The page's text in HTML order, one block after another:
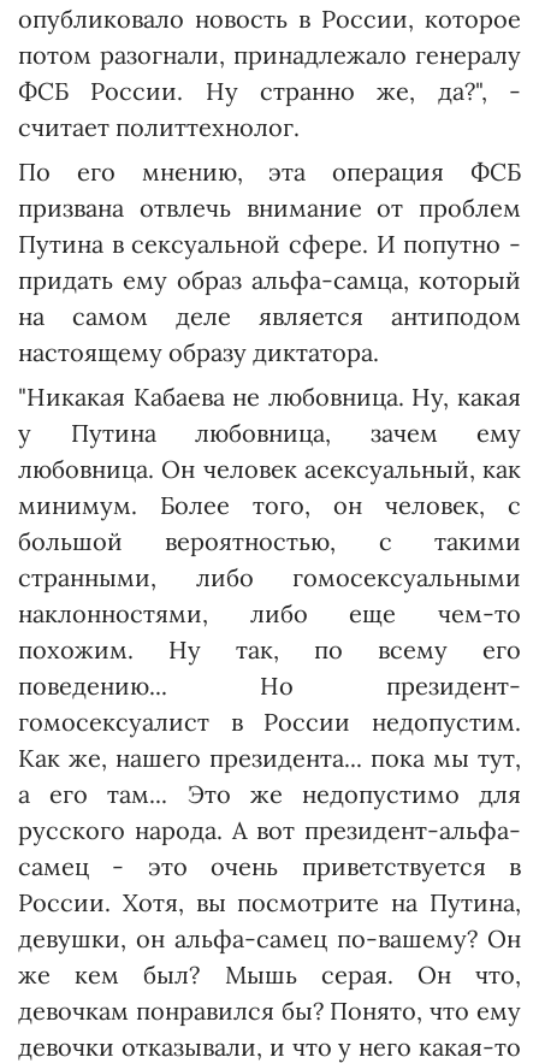
опубликовало новость в России, которое
потом разогнали, принадлежало генералу
ФСБ России. Ну странно же, да?", -
считает политтехнолог.
По его мнению, эта операция ФСБ
призвана отвлечь внимание от проблем
Путина в сексуальной сфере. И попутно -
придать ему образ альфа-самца, который
на самом деле является антиподом
настоящему образу диктатора.
"Никакая Кабаева не любовница. Ну, какая
у Путина любовница, зачем ему
любовница. Он человек асексуальный, как
минимум. Более того, он человек, с
большой вероятностью, с такими
странными, либо гомосексуальными
наклонностями, либо еще чем-то
похожим. Ну так, по всему его
поведению... Но президент-
гомосексуалист в России недопустим.
Как же, нашего президента... пока мы тут,
а его там... Это же недопустимо для
русского народа. А вот президент-альфа-
самец - это очень приветствуется в
России. Хотя, вы посмотрите на Путина,
девушки, он альфа-самец по-вашему? Он
же кем был? Мышь серая. Он что,
девочкам понравился бы? Понято, что ему
девочки отказывали, и что у него какая-то